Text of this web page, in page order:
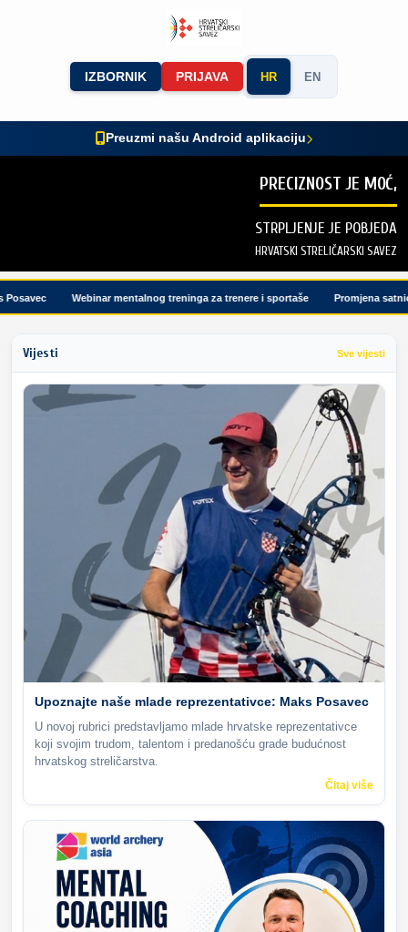
IZBORNIK PRIJAVA HR EN
Preuzmi našu Android aplikaciju
PRECIZNOST JE MOĆ,
STRPLJENJE JE POBJEDA
HRVATSKI STRELIČARSKI SAVEZ
Webinar mentalnog treninga za trenere i sportaše Promjena
Vijesti Sve vijesti
Upoznajte naše mlade reprezentativce: Maks Posavec
U novoj rubrici predstavljamo mlade hrvatske reprezentativce
koji svojim trudom, talentom i predanošću grade budućnost
hrvatskog streličarstva.
Čitaj više